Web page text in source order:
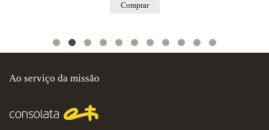
Comprar
Ao serviço da missão